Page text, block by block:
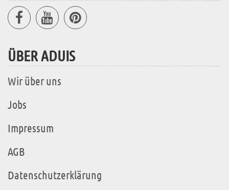
ÜBER ADUIS
Wir über uns
Jobs
Impressum
AGB
Datenschutzerklärung